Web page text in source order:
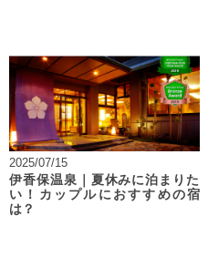
2025/07/15
伊香保温泉｜夏休みに泊まりた
い！カップルにおすすめの宿
は？